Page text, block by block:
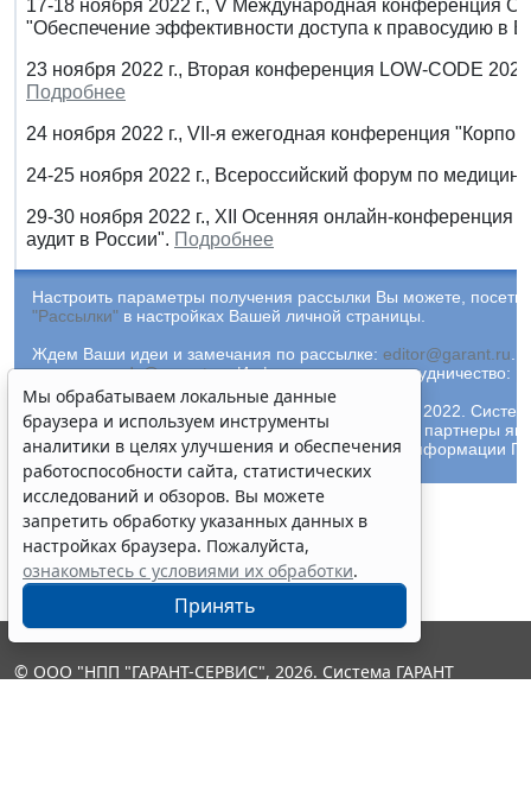
17-18 ноября 2022 г., V Международная конференция
"Обеспечение эффективности доступа к правосудию в
23 ноября 2022 г., Вторая конференция LOW-CODE
Подробнее
24 ноября 2022 г., VII-я ежегодная конференция
24-25 ноября 2022 г., Всероссийский форум по
29-30 ноября 2022 г., XII Осенняя онлайн-конференция
аудит в России". Подробнее
Настроить параметры получения рассылки Вы можете,
"Рассылки" в настройках Вашей личной страницы.
Ждем Ваши идеи и замечания по рассылке: editor@garant.ru
рассылке:adv@garant.ru. Информационное сотрудничество:
© ООО "НПП "ГАРАНТ-СЕРВИС-УНИВЕРСИТЕТ", 2022.
выпускается с 1990 года. Компания "Гарант" и ее партнеры
участниками Российской ассоциации правовой информации
Мы обрабатываем локальные данные
браузера и используем инструменты
аналитики в целях улучшения и обеспечения
работоспособности сайта, статистических
исследований и обзоров. Вы можете
запретить обработку указанных данных в
настройках браузера. Пожалуйста,
ознакомьтесь с условиями их обработки.
Принять
© ООО "НПП "ГАРАНТ-СЕРВИС", 2026. Система ГАРАНТ